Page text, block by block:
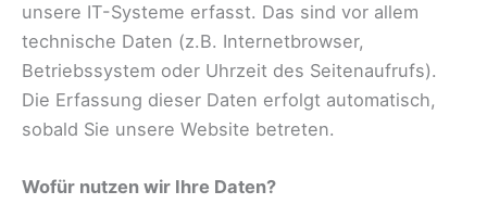
unsere IT-Systeme erfasst. Das sind vor allem
technische Daten (z.B. Internetbrowser,
Betriebssystem oder Uhrzeit des Seitenaufrufs).
Die Erfassung dieser Daten erfolgt automatisch,
sobald Sie unsere Website betreten.
Wofür nutzen wir Ihre Daten?